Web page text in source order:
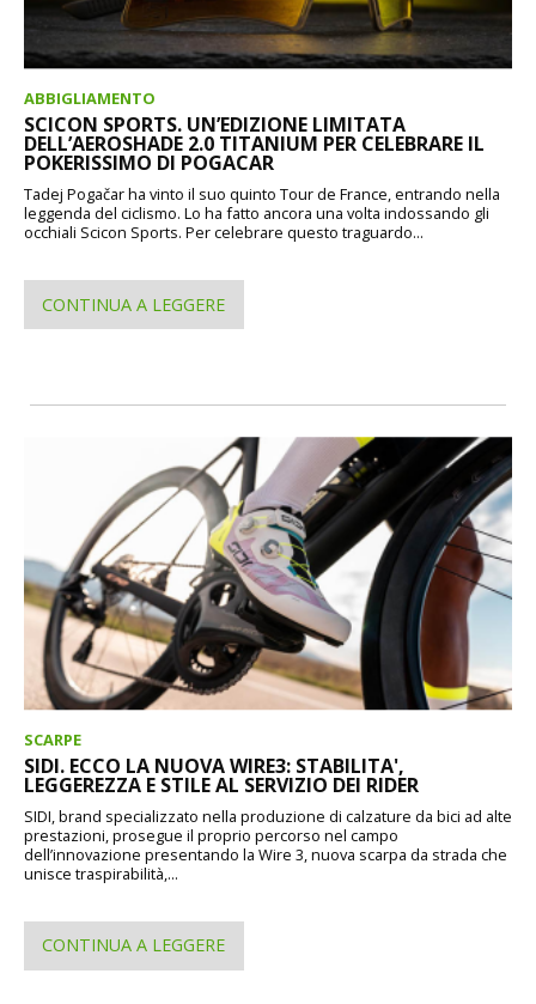
ABBIGLIAMENTO
SCICON SPORTS. UN’EDIZIONE LIMITATA
DELL’AEROSHADE 2.0 TITANIUM PER CELEBRARE IL
POKERISSIMO DI POGACAR
Tadej Pogačar ha vinto il suo quinto Tour de France, entrando nella
leggenda del ciclismo. Lo ha fatto ancora una volta indossando gli
occhiali Scicon Sports. Per celebrare questo traguardo...
CONTINUA A LEGGERE
SCARPE
SIDI. ECCO LA NUOVA WIRE3: STABILITA',
LEGGEREZZA E STILE AL SERVIZIO DEI RIDER
SIDI, brand specializzato nella produzione di calzature da bici ad alte
prestazioni, prosegue il proprio percorso nel campo
dell’innovazione presentando la Wire 3, nuova scarpa da strada che
unisce traspirabilità,...
CONTINUA A LEGGERE